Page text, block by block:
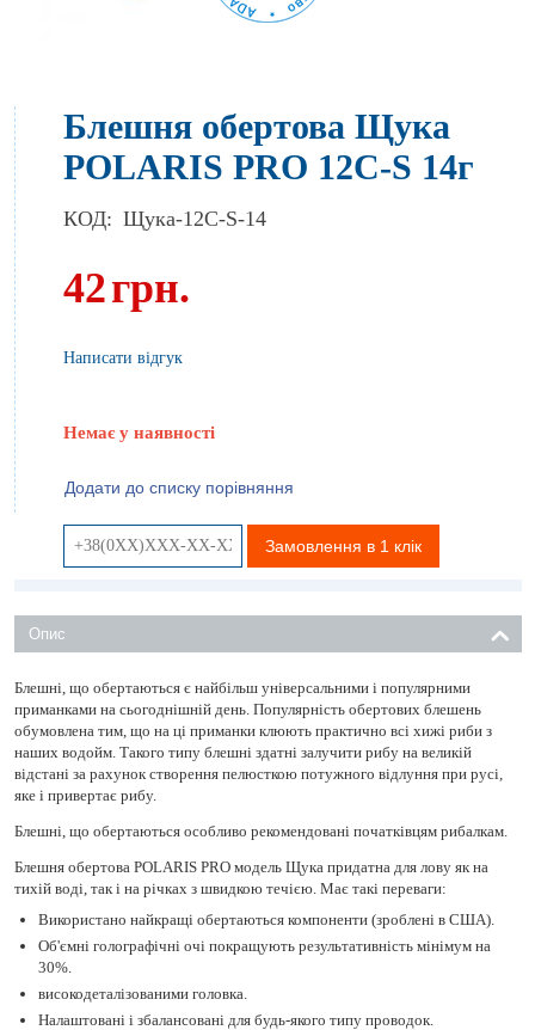
Блешня обертова Щука
POLARIS PRO 12C-S 14г
КОД: Щука-12C-S-14
42грн.
Написати відгук
Немає у наявності
Додати до списку порівняння
Замовлення в 1 клік
Опис
Блешні, що обертаються є найбільш універсальними і популярними
приманками на сьогоднішній день. Популярність обертових блешень
обумовлена ​​тим, що на ці приманки клюють практично всі хижі риби з
наших водойм. Такого типу блешні здатні залучити рибу на великій
відстані за рахунок створення пелюсткою потужного відлуння при русі,
яке і привертає рибу.
Блешні, що обертаються особливо рекомендовані початківцям рибалкам.
Блешня обертова POLARIS PRO модель Щука придатна для лову як на
тихій воді, так і на річках з швидкою течією. Має такі переваги: ​​
Використано найкращі обертаються компоненти (зроблені в США).
Об'ємні голографічні очі покращують результативність мінімум на
30%.
високодеталізованими головка.
Налаштовані і збалансовані для будь-якого типу проводок.